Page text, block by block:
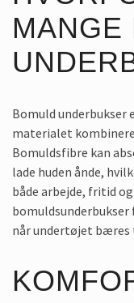
MANGE
Bomuld
materialet
Bomuldsfibre kan
lade huden ånde,
både arbejde, fritid
når undertøjet